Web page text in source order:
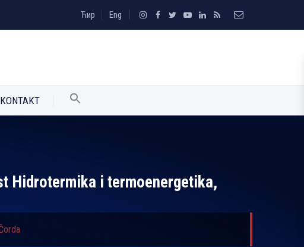
Ћир Eng
KONTAKT
Hidrotermika i termoenergetika,